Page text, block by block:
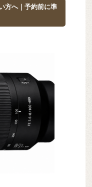
方へ｜予約前に準